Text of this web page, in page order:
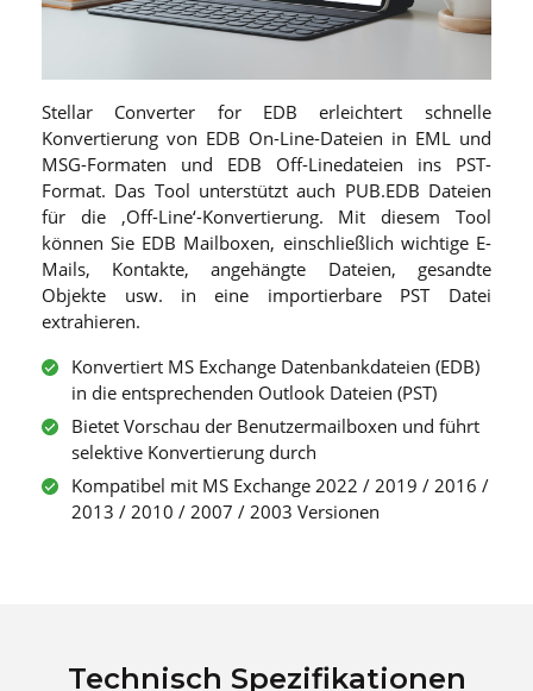
Stellar Converter for EDB erleichtert schnelle
Konvertierung von EDB On-Line-Dateien in EML und
MSG-Formaten und EDB Off-Linedateien ins PST-
Format. Das Tool unterstützt auch PUB.EDB Dateien
für die ‚Off-Line‘-Konvertierung. Mit diesem Tool
können Sie EDB Mailboxen, einschließlich wichtige E-
Mails, Kontakte, angehängte Dateien, gesandte
Objekte usw. in eine importierbare PST Datei
extrahieren.
Konvertiert MS Exchange Datenbankdateien (EDB)
in die entsprechenden Outlook Dateien (PST)
Bietet Vorschau der Benutzermailboxen und führt
selektive Konvertierung durch
Kompatibel mit MS Exchange 2022 / 2019 / 2016 /
2013 / 2010 / 2007 / 2003 Versionen
Technisch Spezifikationen